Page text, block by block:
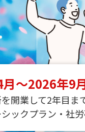
〜2026年9
開業して2年目
ックプラン・社